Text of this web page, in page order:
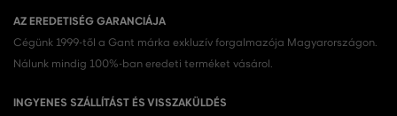
AZ EREDETISÉG GARANCIÁJA
Cégünk 1999-től a Gant márka exkluzív forgalmazója Magyarországon.
Nálunk mindig 100%-ban eredeti terméket vásárol.
INGYENES SZÁLLÍTÁST ÉS VISSZAKÜLDÉS